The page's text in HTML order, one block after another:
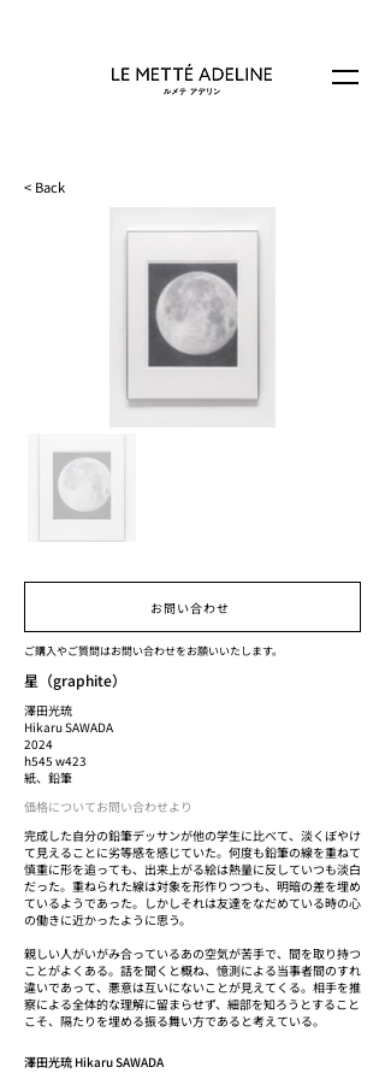
< Back
お問い合わせ
ご購入やご質問はお問い合わせをお願いいたします。
星（graphite）
澤田光琉
Hikaru SAWADA
2024
h545 w423
紙、鉛筆
価格についてお問い合わせより
完成した自分の鉛筆デッサンが他の学生に比べて、淡くぼやけ
て見えることに劣等感を感じていた。何度も鉛筆の線を重ねて
慎重に形を追っても、出来上がる絵は熱量に反していつも淡白
だった。重ねられた線は対象を形作りつつも、明暗の差を埋め
ているようであった。しかしそれは友達をなだめている時の心
の働きに近かったように思う。
親しい人がいがみ合っているあの空気が苦手で、間を取り持つ
ことがよくある。話を聞くと概ね、憶測による当事者間のすれ
違いであって、悪意は互いにないことが見えてくる。相手を推
察による全体的な理解に留まらせず、細部を知ろうとすること
こそ、隔たりを埋める振る舞い方であると考えている。
澤田光琉 Hikaru SAWADA